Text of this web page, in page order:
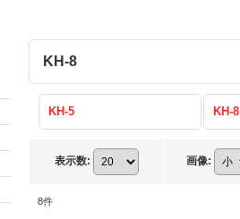
KH-8
KH-5 KH-8
表示数: 画像:
8件